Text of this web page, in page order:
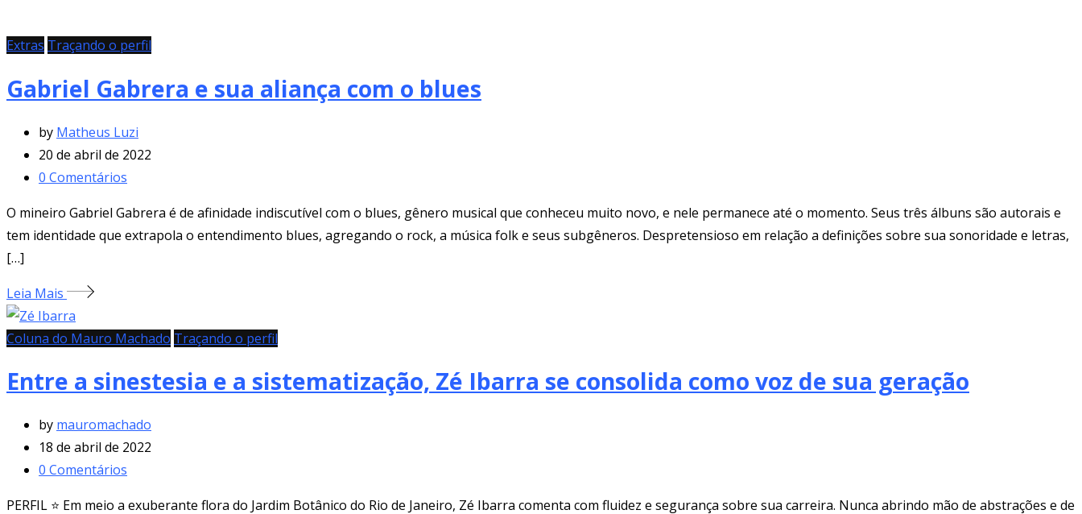
Extras Traçando o perfil
Gabriel Gabrera e sua aliança com o blues
by Matheus Luzi
20 de abril de 2022
0 Comentários
O mineiro Gabriel Gabrera é de afinidade indiscutível com o blues, gênero musical que conheceu muito novo, e nele permanece até o momento. Seus três álbuns são autorais e
tem identidade que extrapola o entendimento blues, agregando o rock, a música folk e seus subgêneros. Despretensioso em relação a definições sobre sua sonoridade e letras,
[…]
Leia Mais
Coluna do Mauro Machado Traçando o perfil
Entre a sinestesia e a sistematização, Zé Ibarra se consolida como voz de sua geração
by mauromachado
18 de abril de 2022
0 Comentários
PERFIL ⭐️ Em meio a exuberante flora do Jardim Botânico do Rio de Janeiro, Zé Ibarra comenta com fluidez e segurança sobre sua carreira. Nunca abrindo mão de abstrações e de